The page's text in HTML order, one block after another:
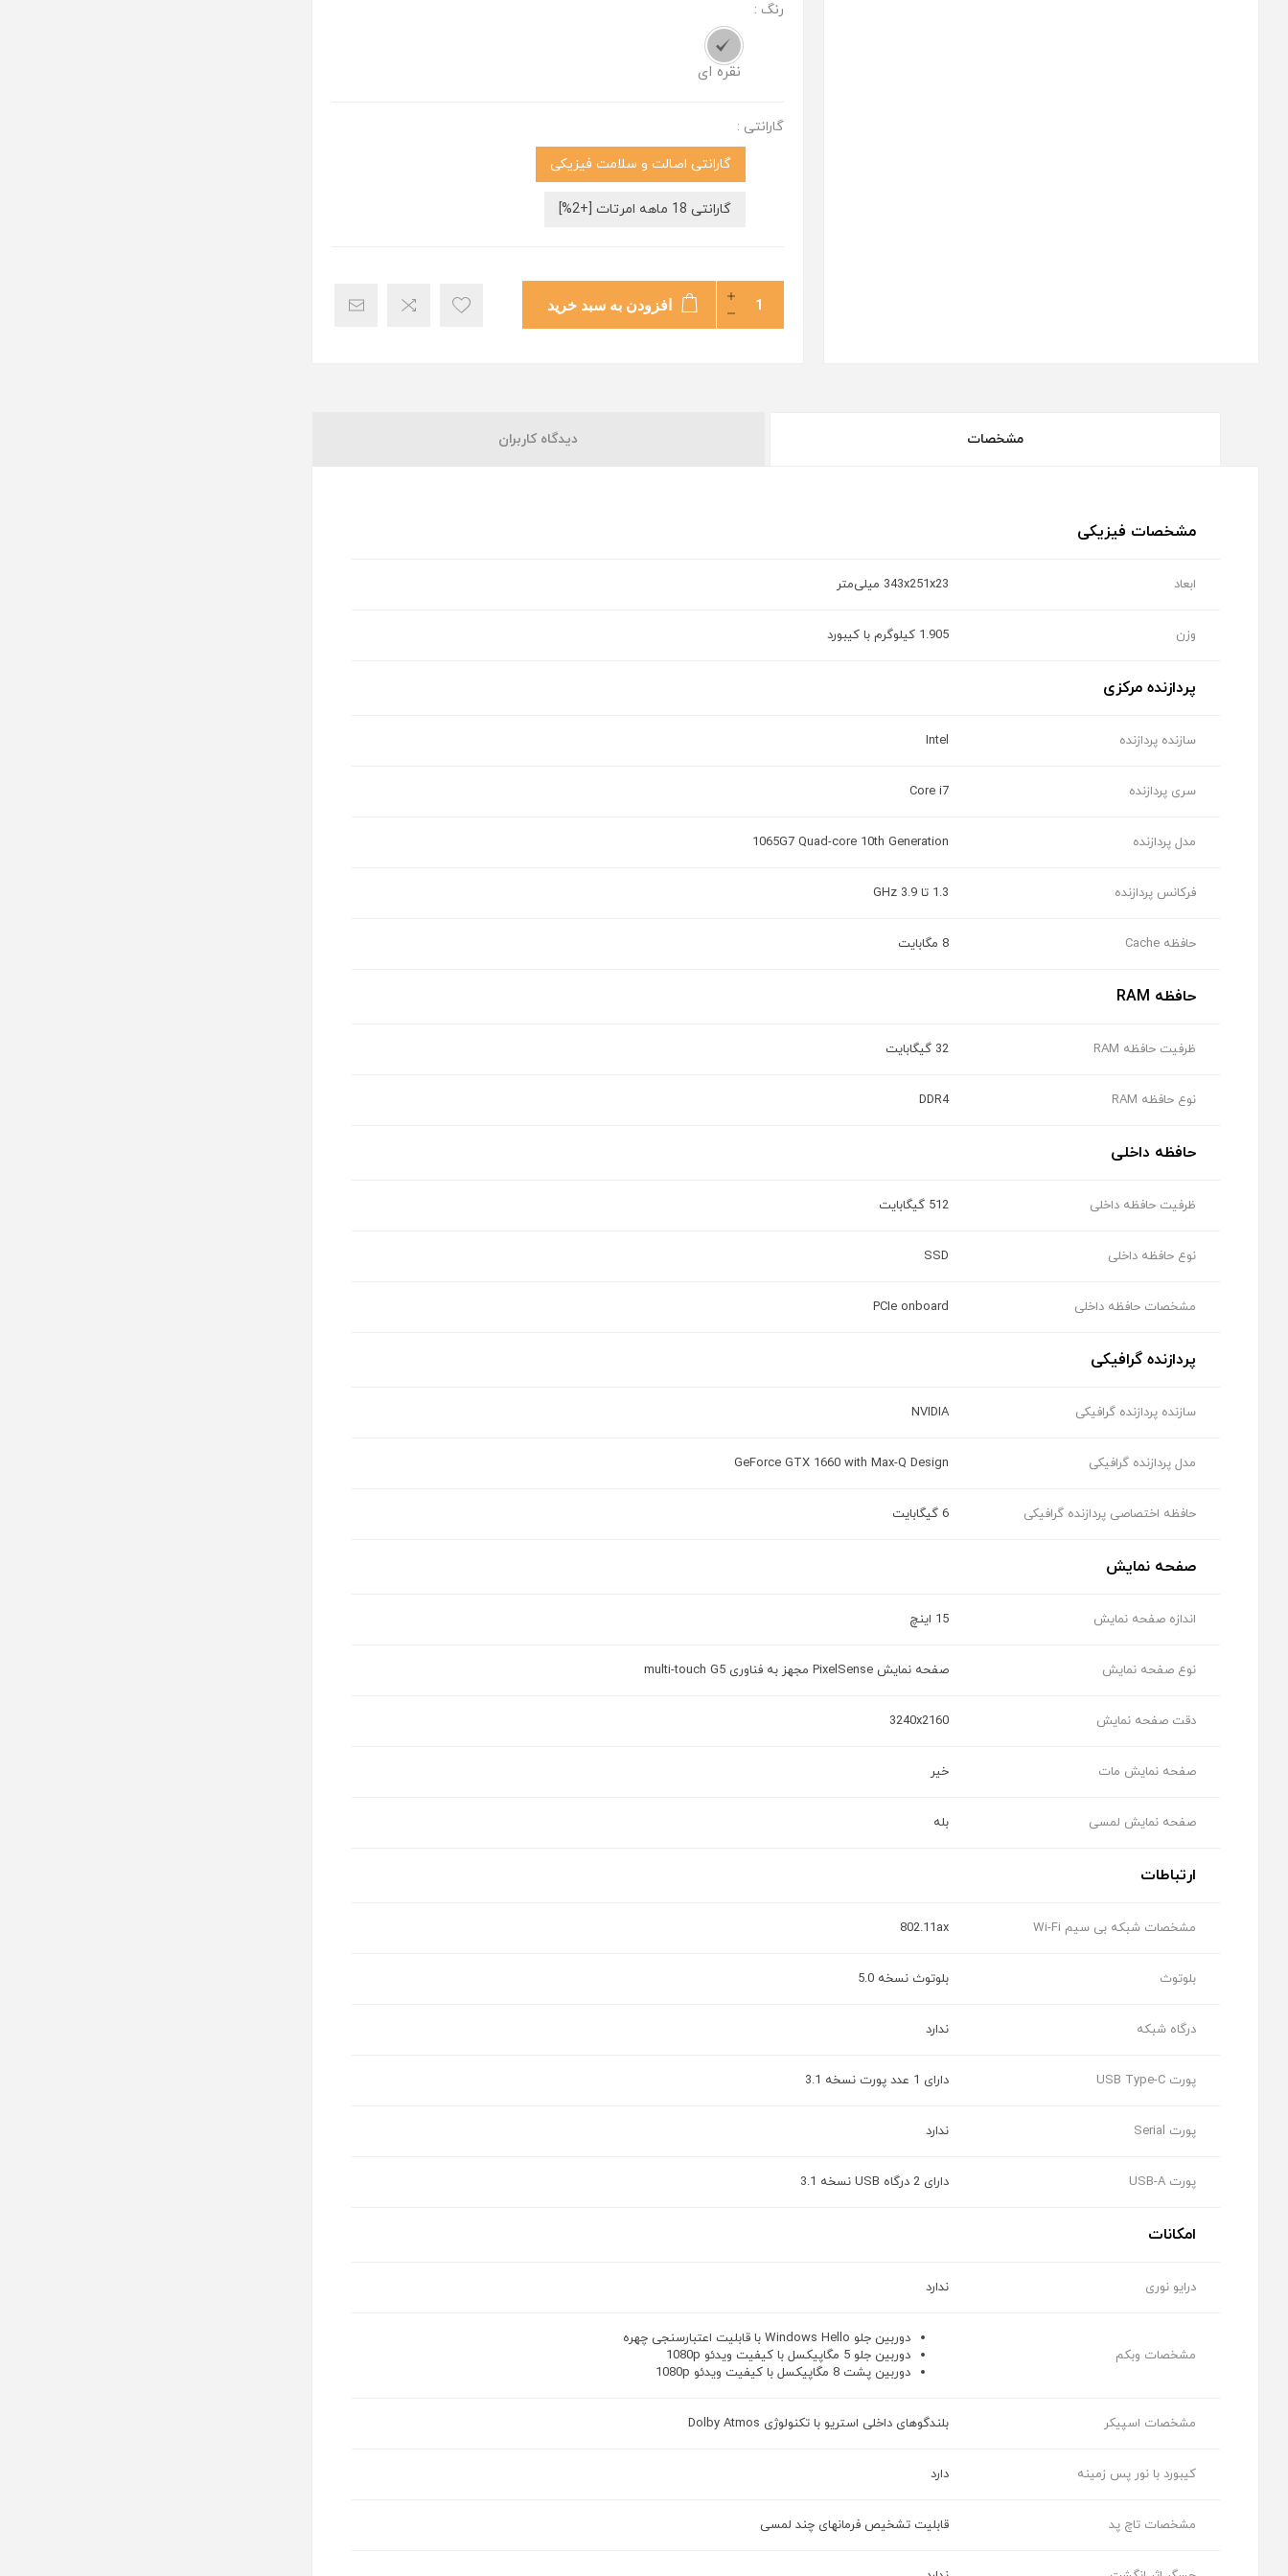
رنگ :
نقره ای
گارانتی :
گارانتی اصالت و سلامت فیزیکی
گارانتی 18 ماهه امرتات [+2%]
افزودن به سبد خرید
مشخصات دیدگاه کاربران
مشخصات فیزیکی
ابعاد 343x251x23 میلی‌متر
وزن 1.905 کیلوگرم با کیبورد
پردازنده مرکزی
سازنده پردازنده Intel
سری پردازنده Core i7
مدل پردازنده 1065G7 Quad-core 10th Generation
فرکانس پردازنده 1.3 تا 3.9 GHz
حافظه Cache 8 مگابایت
حافظه RAM
ظرفیت حافظه RAM 32 گیگابایت
نوع حافظه RAM DDR4
حافظه داخلی
ظرفیت حافظه داخلی 512 گیگابایت
نوع حافظه داخلی SSD
مشخصات حافظه داخلی PCIe onboard
پردازنده گرافیکی
سازنده پردازنده گرافیکی NVIDIA
مدل پردازنده گرافیکی GeForce GTX 1660 with Max-Q Design
حافظه اختصاصی پردازنده گرافیکی 6 گیگابایت
صفحه نمایش
اندازه صفحه نمایش 15 اینچ
نوع صفحه نمایش صفحه نمایش PixelSense مجهز به فناوری multi-touch G5
دقت صفحه نمایش 3240x2160
صفحه نمایش مات خیر
صفحه نمایش لمسی بله
ارتباطات
مشخصات شبکه بی سیم Wi-Fi 802.11ax
بلوتوث بلوتوث نسخه 5.0
درگاه شبکه ندارد
پورت USB Type-C دارای 1 عدد پورت نسخه 3.1
پورت Serial ندارد
پورت USB-A دارای 2 درگاه USB نسخه 3.1
امکانات
درایو نوری ندارد
مشخصات وبکم
دوربین جلو Windows Hello با قابلیت اعتبارسنجی چهره
دوربین جلو 5 مگاپیکسل با کیفیت ویدئو 1080p
دوربین پشت 8 مگاپیکسل با کیفیت ویدئو 1080p
مشخصات اسپیکر بلندگوهای داخلی استریو با تکنولوژی Dolby Atmos
کیبورد با نور پس زمینه دارد
مشخصات تاچ پد قابلیت تشخیص فرمانهای چند لمسی